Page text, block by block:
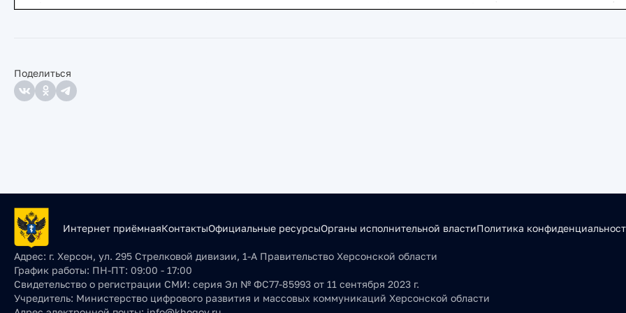
Поделиться
Интернет приёмнаяКонтактыОфициальные ресурсыОрганы исполнительной властиПолитика
Адрес: г. Херсон, ул. 295 Стрелковой дивизии, 1-А Правительство Херсонской области
График работы: ПН-ПТ: 09:00 - 17:00
Свидетельство о регистрации СМИ: серия Эл № ФС77-85993 от 11 сентября 2023 г.
Учредитель: Министерство цифрового развития и массовых коммуникаций Херсонской области